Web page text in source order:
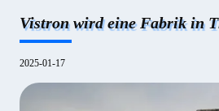
Vistron wird eine Fabrik in
2025-01-17